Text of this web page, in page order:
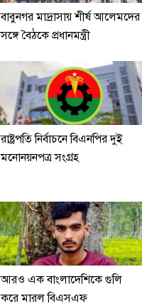
বাবুনগর মাদ্রাসায় শীর্ষ আলেমদের
সঙ্গে বৈঠকে প্রধানমন্ত্রী
রাষ্ট্রপতি নির্বাচনে বিএনপির দুই
মনোনয়নপত্র সংগ্রহ
আরও এক বাংলাদেশিকে গুলি
করে মারল বিএসএফ